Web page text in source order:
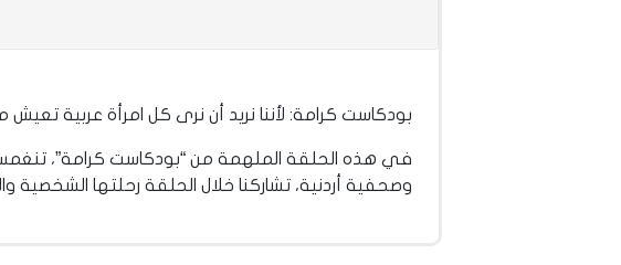
بودكاست كرامة: لأننا نريد أن نرى كل امرأة عربية
في هذه الحلقة الملهمة من “بودكاست كرامة”، تنغمس
وصحفية أردنية، تشاركنا خلال الحلقة رحلتها الشخصية